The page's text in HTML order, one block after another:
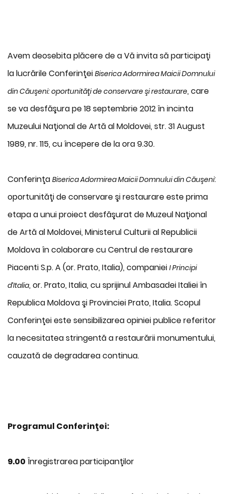
Avem deosebita plăcere de a Vă invita să participaţi
la lucrările Conferinţei Biserica Adormirea Maicii Domnului
din Căuşeni: oportunităţi de conservare şi restaurare, care
se va desfăşura pe 18 septembrie 2012 în incinta
Muzeului Naţional de Artă al Moldovei, str. 31 August
1989, nr. 115, cu începere de la ora 9.30.
Conferinţa Biserica Adormirea Maicii Domnului din Căuşeni:
oportunităţi de conservare şi restaurare este prima
etapa a unui proiect desfăşurat de Muzeul Naţional
de Artă al Moldovei, Ministerul Culturii al Republicii
Moldova în colaborare cu Centrul de restaurare
Piacenti S.p. A (or. Prato, Italia), companiei I Principi
d’Italia, or. Prato, Italia, cu sprijinul Ambasadei Italiei în
Republica Moldova şi Provinciei Prato, Italia. Scopul
Conferinţei este sensibilizarea opiniei publice referitor
la necesitatea stringentă a restaurării monumentului,
cauzată de degradarea continua.
Programul Conferinţei:
9.00 Înregistrarea participanţilor